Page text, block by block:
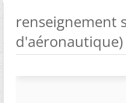
renseignement
d'aéronautique)